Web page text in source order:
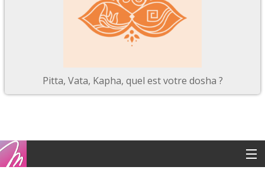
Pitta, Vata, Kapha, quel est votre dosha ?